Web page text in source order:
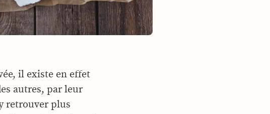
il existe en effet
autres, par leur
retrouver plus